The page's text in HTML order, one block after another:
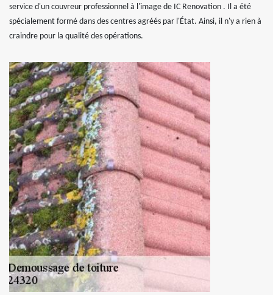
service d'un couvreur professionnel à l'image de IC Renovation . Il a été
spécialement formé dans des centres agréés par l'État. Ainsi, il n'y a rien à
craindre pour la qualité des opérations.